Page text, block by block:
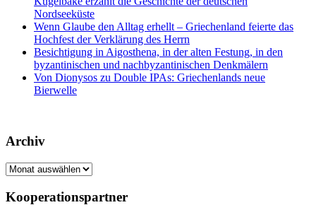
Nordseeküste
Wenn Glaube den Alltag erhellt – Griechenland feierte das
Hochfest der Verklärung des Herrn
Besichtigung in Aigosthena, in der alten Festung, in den
byzantinischen und nachbyzantinischen Denkmälern
Von Dionysos zu Double IPAs: Griechenlands neue
Bierwelle
Archiv
Archiv
Kooperationspartner